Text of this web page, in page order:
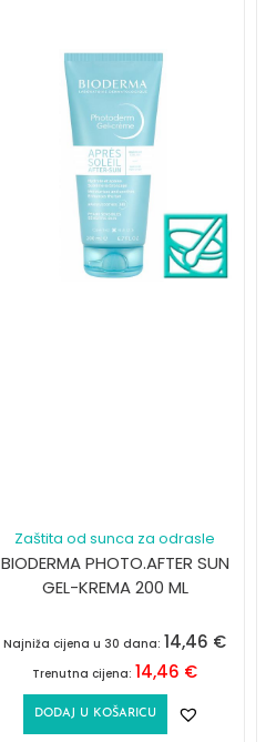
Zaštita od sunca za odrasle
BIODERMA PHOTO.AFTER SUN
GEL-KREMA 200 ML
Najniža cijena u 30 dana: 14,46 €
Trenutna cijena: 14,46 €
DODAJ U KOŠARICU